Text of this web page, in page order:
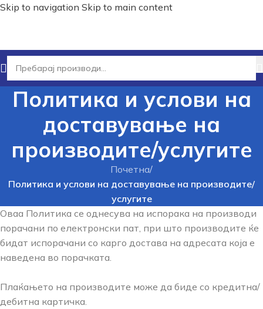
Skip to navigation Skip to main content
Политика и услови на
доставување на
производите/услугите
Почетна/
Политика и услови на доставување на производите/
услугите
Оваа Политика се однесува на испорака на производи
порачани по електронски пат, при што производите ќе
бидат испорачани со карго достава на адресата која е
наведена во порачката.
Плаќањето на производите може да биде со кредитна/
дебитна картичка.